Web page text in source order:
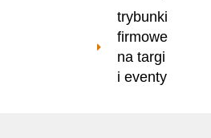
trybunki
firmowe
na targi
i eventy